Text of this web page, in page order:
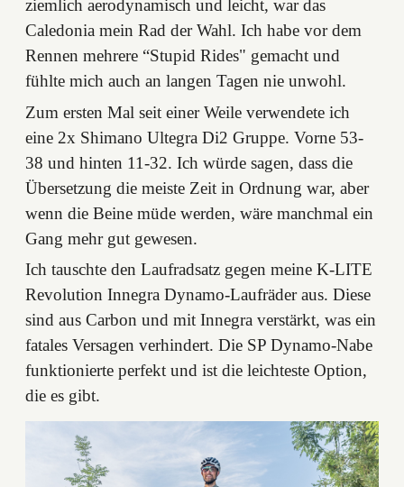
ziemlich aerodynamisch und leicht, war das
Caledonia mein Rad der Wahl. Ich habe vor dem
Rennen mehrere “Stupid Rides" gemacht und
fühlte mich auch an langen Tagen nie unwohl.
Zum ersten Mal seit einer Weile verwendete ich
eine 2x Shimano Ultegra Di2 Gruppe. Vorne 53-
38 und hinten 11-32. Ich würde sagen, dass die
Übersetzung die meiste Zeit in Ordnung war, aber
wenn die Beine müde werden, wäre manchmal ein
Gang mehr gut gewesen.
Ich tauschte den Laufradsatz gegen meine K-LITE
Revolution Innegra Dynamo-Laufräder aus. Diese
sind aus Carbon und mit Innegra verstärkt, was ein
fatales Versagen verhindert. Die SP Dynamo-Nabe
funktionierte perfekt und ist die leichteste Option,
die es gibt.